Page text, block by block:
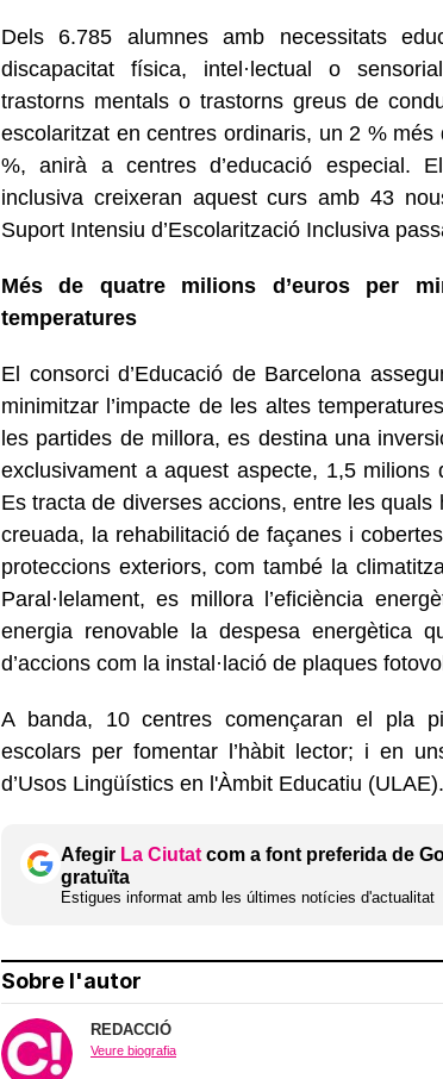
Dels 6.785 alumnes amb necessitats
discapacitat física, intel·lectual o
trastorns mentals o trastorns greus de
escolaritzat en centres ordinaris, un 2 %
%, anirà a centres d’educació especial.
inclusiva creixeran aquest curs amb 43
Suport Intensiu d’Escolarització Inclusiva
Més de quatre milions d’euros per
temperatures
El consorci d’Educació de Barcelona
minimitzar l’impacte de les altes
les partides de millora, es destina una
exclusivament a aquest aspecte, 1,5 milions
Es tracta de diverses accions, entre les quals
creuada, la rehabilitació de façanes i
proteccions exteriors, com també la
Paral·lelament, es millora l’eficiència
energia renovable la despesa energètica
d’accions com la instal·lació de plaques
A banda, 10 centres començaran el pla
escolars per fomentar l’hàbit lector; i en
d’Usos Lingüístics en l'Àmbit Educatiu (ULAE).
Afegir La Ciutat com a font preferida de
gratuïta
Estigues informat amb les últimes notícies d'actualitat
Sobre l'autor
REDACCIÓ
Veure biografia